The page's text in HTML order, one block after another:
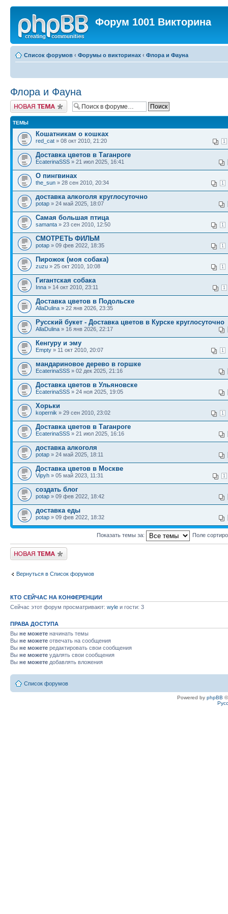
Форум 1001 Викторина
Список форумов ‹ Форумы о викторинах ‹ Флора и Фауна
Флора и Фауна
Новая тема
ТЕМЫ
Кошатникам о кошках
1
red_cat » 08 окт 2010, 21:20
Доставка цветов в Таганроге
EcaterinaSSS » 21 июл 2025, 16:41
О пингвинах
1
the_sun » 28 сен 2010, 20:34
доставка алкоголя круглосуточно
potap » 24 май 2025, 18:07
Самая большая птица
1
samanta » 23 сен 2010, 12:50
СМОТРЕТЬ ФИЛЬМ
1
potap » 09 фев 2022, 18:35
Пирожок (моя собака)
1
zuzu » 25 окт 2010, 10:08
Гигантская собака
1
Inna » 14 окт 2010, 23:11
Доставка цветов в Подольске
AllaDulina » 22 янв 2026, 23:35
Русский букет - Доставка цветов в Курске круглосуточно
AllaDulina » 16 янв 2026, 22:17
Кенгуру и эму
1
Empty » 11 окт 2010, 20:07
мандариновое дерево в горшке
EcaterinaSSS » 02 дек 2025, 21:16
Доставка цветов в Ульяновске
EcaterinaSSS » 24 ноя 2025, 19:05
Хорьки
1
kopernik » 29 сен 2010, 23:02
Доставка цветов в Таганроге
EcaterinaSSS » 21 июл 2025, 16:16
доставка алкоголя
potap » 24 май 2025, 18:11
Доставка цветов в Москве
1
Vipyh » 05 май 2023, 11:31
создать блог
potap » 09 фев 2022, 18:42
доставка еды
potap » 09 фев 2022, 18:32
Показать темы за: Поле
Новая тема
Вернуться в Список форумов
КТО СЕЙЧАС НА КОНФЕРЕНЦИИ
Сейчас этот форум просматривают: wyle и гости: 3
ПРАВА ДОСТУПА
Вы не можете начинать темы
Вы не можете отвечать на сообщения
Вы не можете редактировать свои сообщения
Вы не можете удалять свои сообщения
Вы не можете добавлять вложения
Список форумов
Powered by phpBB